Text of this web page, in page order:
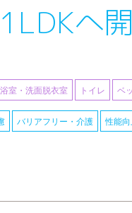
へ
バリアフリー・介護 性能
浴室・洗面脱衣室 トイレ ベ